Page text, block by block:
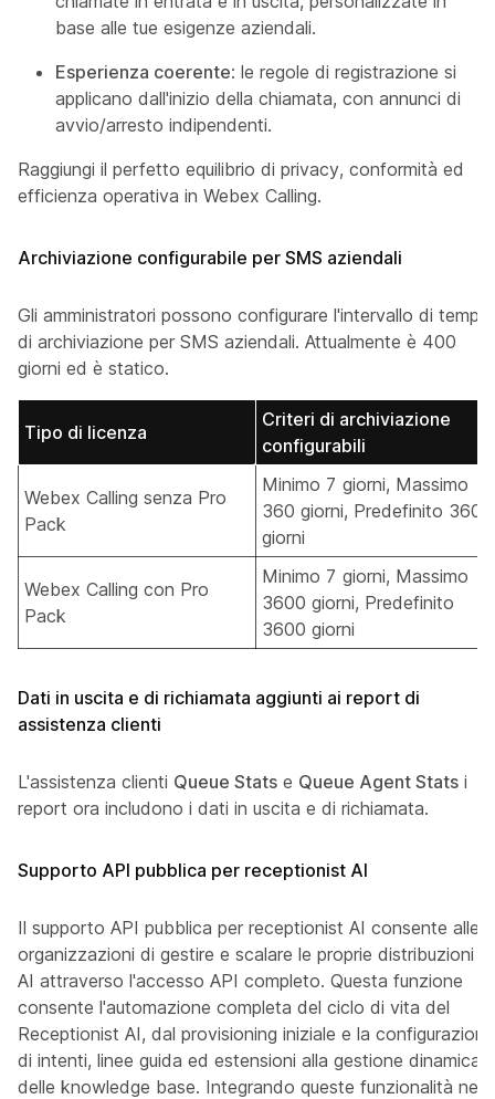
base alle tue esigenze aziendali.
Esperienza coerente: le regole di registrazione si
applicano dall'inizio della chiamata, con annunci di
avvio/arresto indipendenti.
Raggiungi il perfetto equilibrio di privacy, conformità ed
efficienza operativa in Webex Calling.
Archiviazione configurabile per SMS aziendali
Gli amministratori possono configurare l'intervallo di tempo
di archiviazione per SMS aziendali. Attualmente è 400
giorni ed è statico.
Tipo di licenza
Criteri di archiviazione
configurabili
Webex Calling senza Pro
Pack
Minimo 7 giorni, Massimo
360 giorni, Predefinito 360
giorni
Webex Calling con Pro
Pack
Minimo 7 giorni, Massimo
3600 giorni, Predefinito
3600 giorni
Dati in uscita e di richiamata aggiunti ai report di
assistenza clienti
L'assistenza clienti Queue Stats e Queue Agent Stats i
report ora includono i dati in uscita e di richiamata.
Supporto API pubblica per receptionist AI
Il supporto API pubblica per receptionist AI consente alle
organizzazioni di gestire e scalare le proprie distribuzioni
AI attraverso l'accesso API completo. Questa funzione
consente l'automazione completa del ciclo di vita del
Receptionist AI, dal provisioning iniziale e la configurazione
di intenti, linee guida ed estensioni alla gestione dinamica
delle knowledge base. Integrando queste funzionalità nei